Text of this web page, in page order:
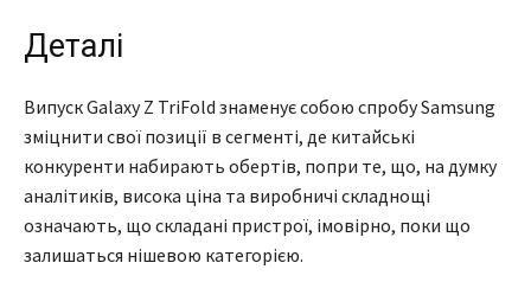
Деталі
Випуск Galaxy Z TriFold знаменує собою спробу Samsung
зміцнити свої позиції в сегменті, де китайські
конкуренти набирають обертів, попри те, що, на думку
аналітиків, висока ціна та виробничі складнощі
означають, що складані пристрої, імовірно, поки що
залишаться нішевою категорією.